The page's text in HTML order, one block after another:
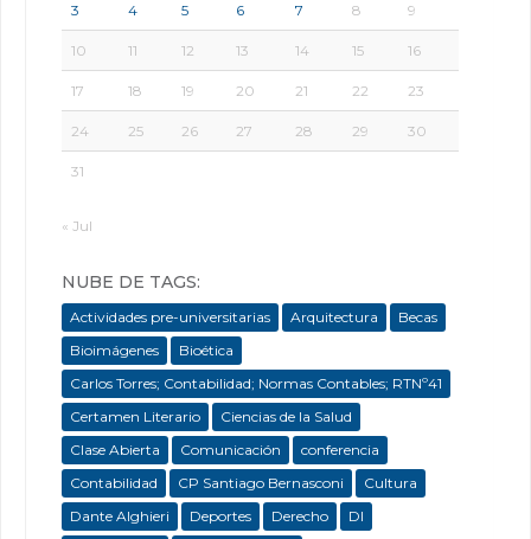
3 4 5 6 7 8 9
10 11 12 13 14 15 16
17 18 19 20 21 22 23
24 25 26 27 28 29 30
31
« Jul
NUBE DE TAGS:
Actividades pre-universitarias Arquitectura
Becas
Bioimágenes
Bioética
Carlos Torres; Contabilidad; Normas Contables; RTNº41
Certamen Literario
Ciencias de la Salud
Clase Abierta
Comunicación
conferencia
Contabilidad
CP Santiago Bernasconi
Cultura
Dante Alghieri
Deportes Derecho
DI